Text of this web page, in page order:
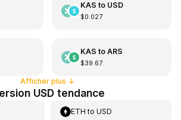
KAS to USD
$0.027
KAS to ARS
$39.67
Afficher plus ↓
USD tendance
ETH toUSD